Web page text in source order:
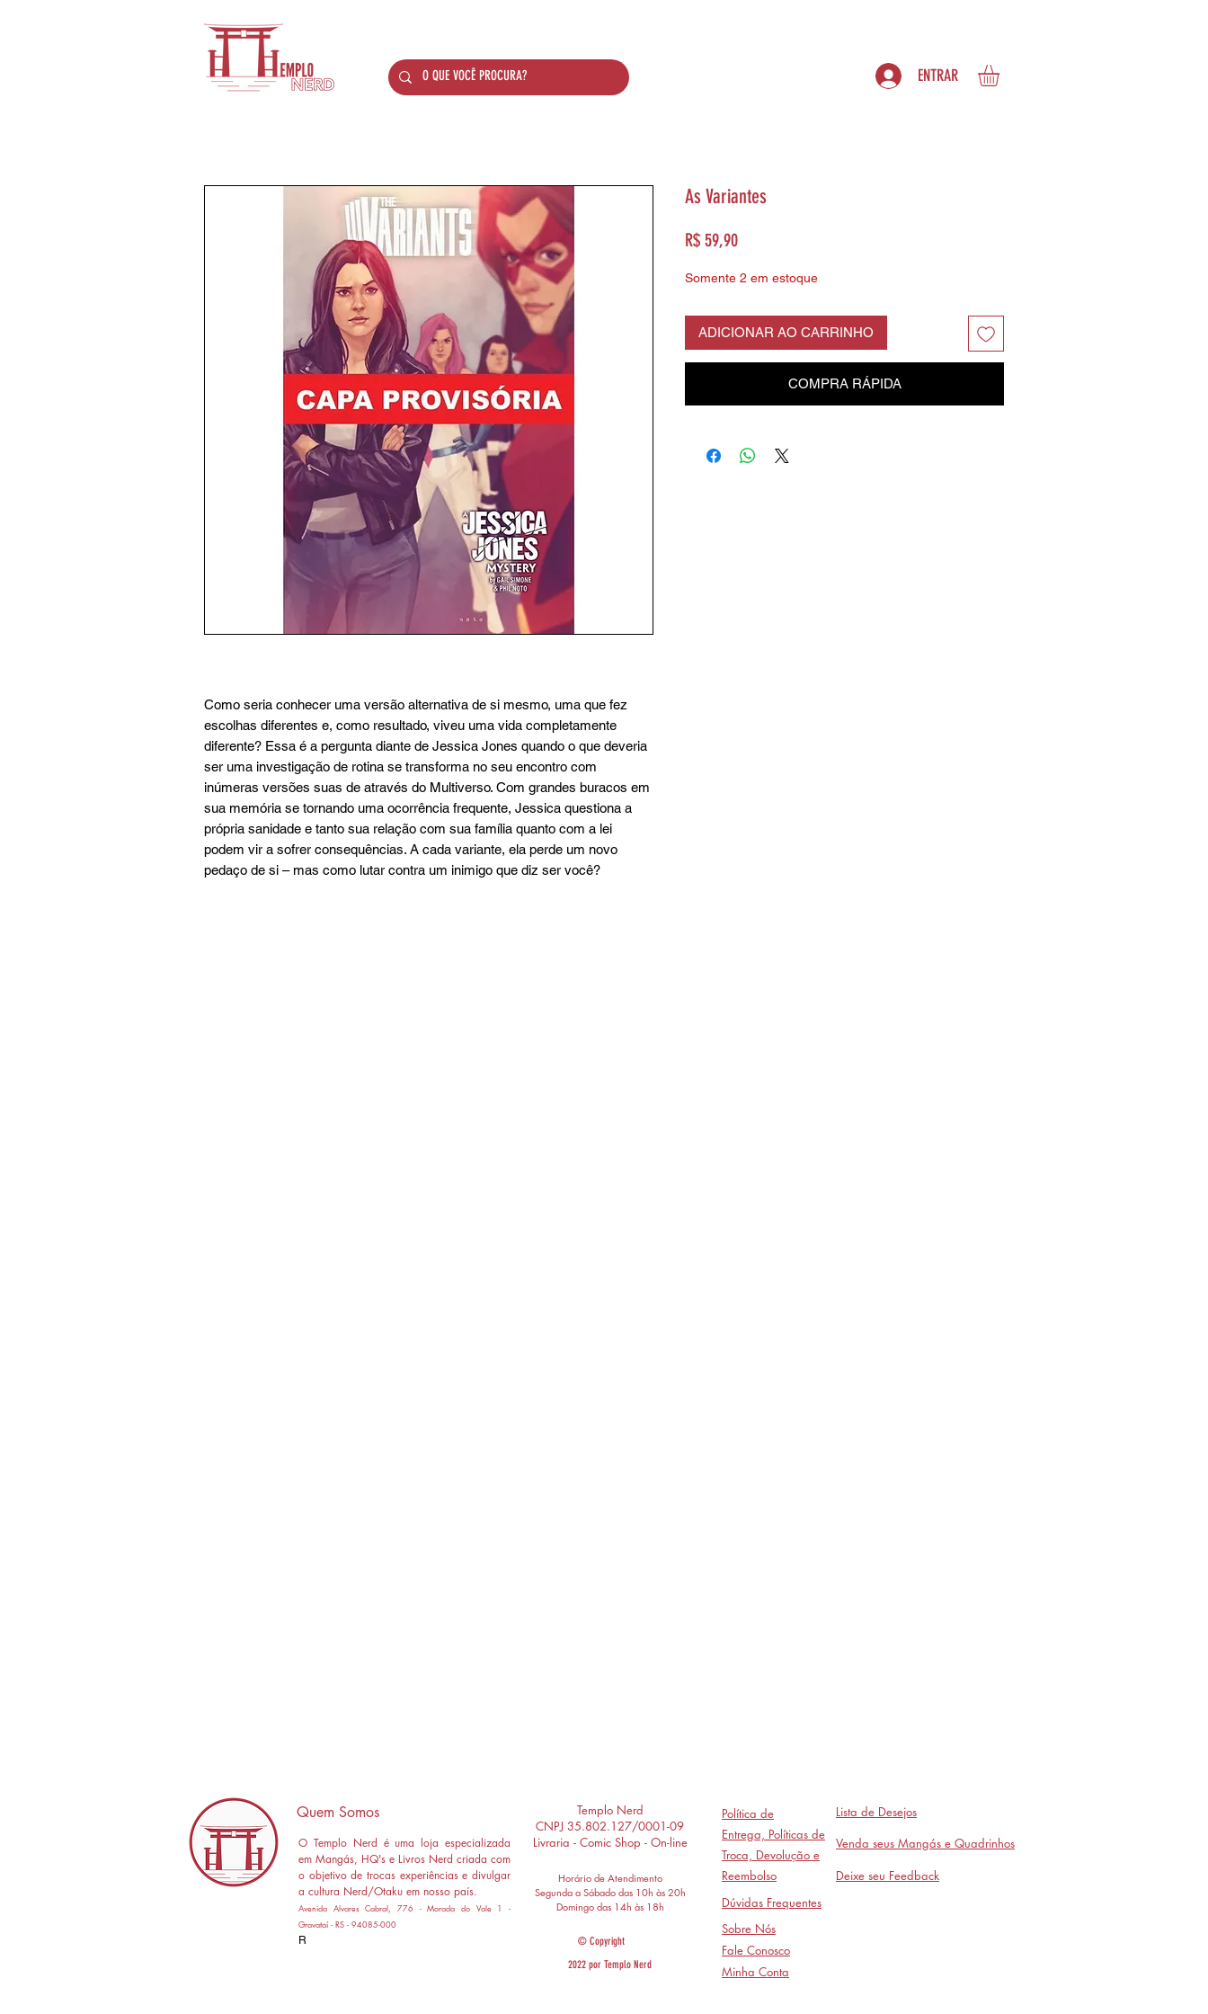
ENTRAR
Como seria conhecer uma versão alternativa de si mesmo, uma que fez
escolhas diferentes e, como resultado, viveu uma vida completamente
diferente? Essa é a pergunta diante de Jessica Jones quando o que deveria
ser uma investigação de rotina se transforma no seu encontro com
inúmeras versões suas de através do Multiverso. Com grandes buracos em
sua memória se tornando uma ocorrência frequente, Jessica questiona a
própria sanidade e tanto sua relação com sua família quanto com a lei
podem vir a sofrer consequências. A cada variante, ela perde um novo
pedaço de si – mas como lutar contra um inimigo que diz ser você?
As Variantes
R$ 59,90Preço
Somente 2 em estoque
ADICIONAR AO CARRINHO
COMPRA RÁPIDA
Quem Somos
O Templo Nerd é uma loja especializada
em Mangás, HQ's e Livros Nerd criada com
o objetivo de trocas experiências e divulgar
a cultura Nerd/Otaku em nosso país.
Avenida Alvares Cabral, 776 - Morada do Vale 1 -
Gravataí - RS - 94085-000
R
Templo Nerd
CNPJ 35.802.127/0001-09
Livraria - Comic Shop - On-line
Horário de Atendimento
Segunda a Sábado das 10h às 20h
Domingo das 14h às 18h
2022 por Templo Nerd
© Copyright
Política de
Entrega, Políticas de
Troca, Devolução e
Reembolso
Lista de Desejos
Venda seus Mangás e Quadrinhos
Deixe seu Feedback
Dúvidas Frequentes
Sobre Nós
Fale Conosco
Minha Conta